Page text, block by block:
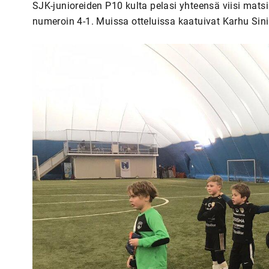
SJK-junioreiden P10 kulta pelasi yhteensä viisi
numeroin 4-1. Muissa otteluissa kaatuivat Karhu